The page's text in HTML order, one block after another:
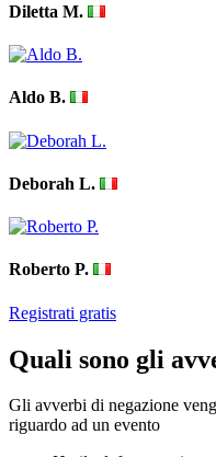
Diletta M.
Aldo B.
Deborah L.
Roberto P.
Registrati gratis
Quali sono gli
Gli avverbi di negazione
riguardo ad un evento